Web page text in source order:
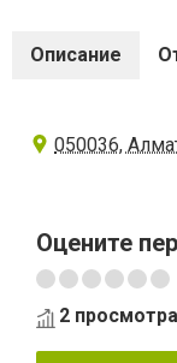
Описание
050036,
Оцените
2